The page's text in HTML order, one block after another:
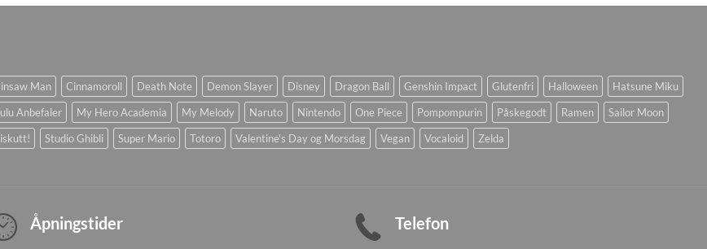
Man Cinnamoroll Death Note Demon Slayer Disney Dragon Ball Genshin Impact Glutenfri Halloween
Hatsune Miku
Anbefaler My Hero Academia My Melody Naruto Nintendo One Piece Pompompurin Påskegodt Ramen
Sailor Moon
Studio Ghibli Super Mario Totoro Valentine's Day og Morsdag Vegan Vocaloid Zelda
Åpningstider Telefon